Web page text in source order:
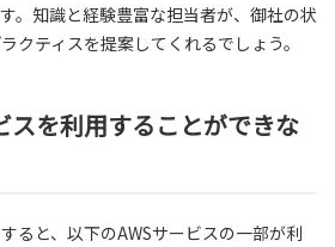
。知識と経験豊富な担当者が、御社の状
クティスを提案してくれるでしょう。
スを利用することができな
ると、以下のAWSサービスの一部が利